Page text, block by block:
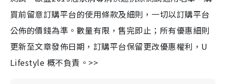
買前留意訂購平台的使用條款及細則，一切以訂購平台
公佈的價錢為準。數量有限，售完即止；所有優惠細則
更新至文章發佈日期，訂購平台保留更改優惠權利，U
Lifestyle 概不負責。>>